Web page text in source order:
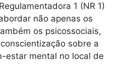
1 (NR 1)
não apenas os
os psicossociais,
sobre a
estar mental no local de